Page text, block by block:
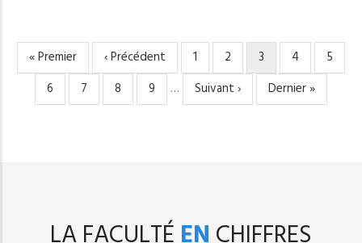
PAGINATION
Première
page
« Premier
Page
précédente
‹ Précédent Page
1 Page
2
Page
courante
3 Page
4 Page
5
Page
6 Page
7 Page
8 Page
9 …
Page
suivante
Suivant ›
Dernière
page
Dernier »